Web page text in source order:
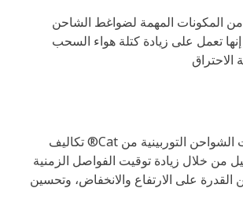
المكونات المهمة لضواغط‬ الشاحن
تعمل على زيادة كتلة هواء السحب‬
تقلل مكونات الشواحن التوربينية من Cat® تكاليف
من خلال زيادة توقيت الفواصل الزمنية
على الارتفاع والانخفاض، وتحسين